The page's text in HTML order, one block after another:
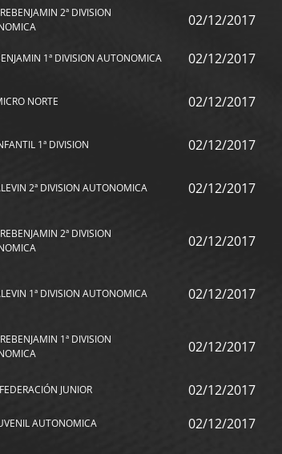
2ª DIVISION
02/12/2017
1ª DIVISION AUTONOMICA 02/12/2017
NORTE 02/12/2017
1ª DIVISION 02/12/2017
2ª DIVISION AUTONOMICA 02/12/2017
2ª DIVISION
02/12/2017
1ª DIVISION AUTONOMICA 02/12/2017
1ª DIVISION
02/12/2017
JUNIOR 02/12/2017
AUTONOMICA 02/12/2017